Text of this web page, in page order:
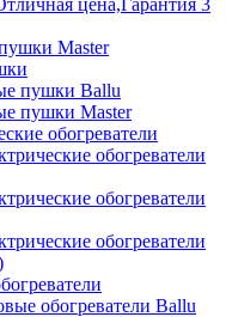
цена,Гарантия 3
Master
пушки Ballu
пушки Master
обогреватели
обогреватели
обогреватели
обогреватели
обогреватели Ballu